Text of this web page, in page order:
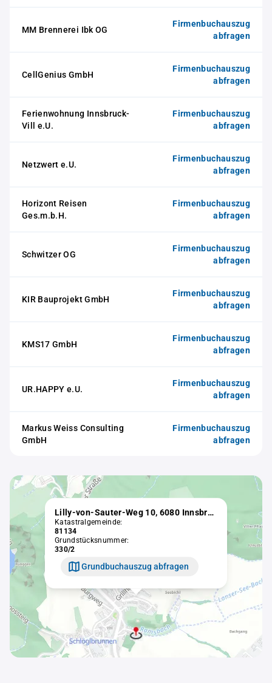
MM Brennerei Ibk OG
Firmenbuchauszug
abfragen
CellGenius GmbH
Firmenbuchauszug
abfragen
Ferienwohnung Innsbruck-
Vill e.U.
Firmenbuchauszug
abfragen
Netzwert e.U.
Firmenbuchauszug
abfragen
Horizont Reisen
Ges.m.b.H.
Firmenbuchauszug
abfragen
Schwitzer OG
Firmenbuchauszug
abfragen
KIR Bauprojekt GmbH
Firmenbuchauszug
abfragen
KMS17 GmbH
Firmenbuchauszug
abfragen
UR.HAPPY e.U.
Firmenbuchauszug
abfragen
Markus Weiss Consulting
GmbH
Firmenbuchauszug
abfragen
Lilly-von-Sauter-Weg 10, 6080 Innsbruck
Katastralgemeinde:
81134
Grundstücksnummer:
330/2
Grundbuchauszug abfragen